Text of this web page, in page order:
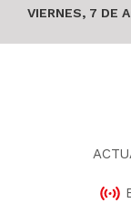
VIERNES, 7 DE